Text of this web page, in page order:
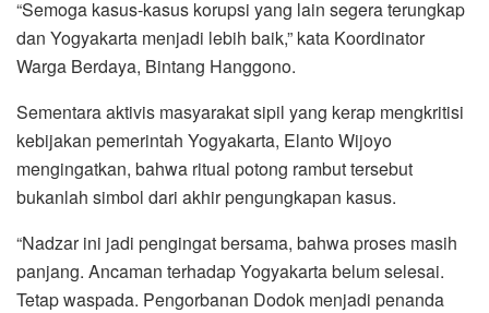
“Semoga kasus-kasus korupsi yang lain segera terungkap
dan Yogyakarta menjadi lebih baik,” kata Koordinator
Warga Berdaya, Bintang Hanggono.
Sementara aktivis masyarakat sipil yang kerap mengkritisi
kebijakan pemerintah Yogyakarta, Elanto Wijoyo
mengingatkan, bahwa ritual potong rambut tersebut
bukanlah simbol dari akhir pengungkapan kasus.
“Nadzar ini jadi pengingat bersama, bahwa proses masih
panjang. Ancaman terhadap Yogyakarta belum selesai.
Tetap waspada. Pengorbanan Dodok menjadi penanda